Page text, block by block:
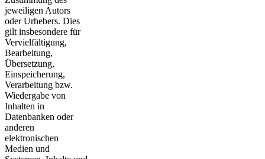
jeweiligen Autors
oder Urhebers. Dies
gilt insbesondere für
Vervielfältigung,
Bearbeitung,
Übersetzung,
Einspeicherung,
Verarbeitung bzw.
Wiedergabe von
Inhalten in
Datenbanken oder
anderen
elektronischen
Medien und